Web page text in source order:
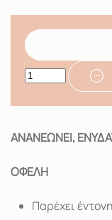
ΑΝΑΝΕΩΝΕΙ,
ΟΦΕΛΗ
Παρέχει